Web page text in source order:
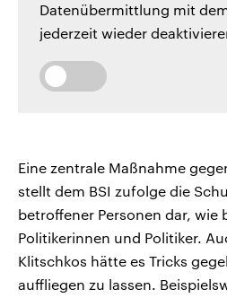
Datenübermittlung mit
jederzeit wieder
Eine zentrale Maßnahme
stellt dem BSI zufolge die
betroffener Personen dar, wie
Politikerinnen und Politiker.
Klitschkos hätte es Tricks
auffliegen zu lassen.